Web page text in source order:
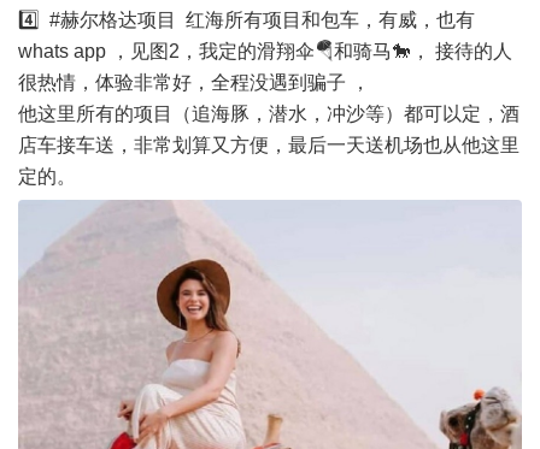
4️⃣ #赫尔格达项目 红海所有项目和包车，有威，也有
whats app ，见图2，我定的滑翔伞🪂和骑马🐎， 接待的人
很热情，体验非常好，全程没遇到骗子 ，
他这里所有的项目（追海豚，潜水，冲沙等）都可以定，酒
店车接车送，非常划算又方便，最后一天送机场也从他这里
定的。